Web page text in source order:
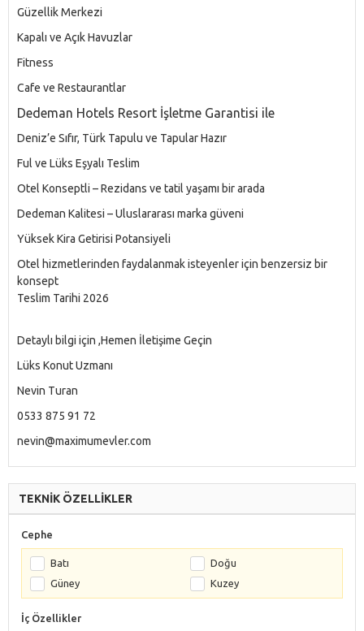
Güzellik Merkezi
Kapalı ve Açık Havuzlar
Fitness
Cafe ve Restaurantlar
Dedeman Hotels Resort İşletme Garantisi ile
Deniz’e Sıfır, Türk Tapulu ve Tapular Hazır
Ful ve Lüks Eşyalı Teslim
Otel Konseptli – Rezidans ve tatil yaşamı bir arada
Dedeman Kalitesi – Uluslararası marka güveni
Yüksek Kira Getirisi Potansiyeli
Otel hizmetlerinden faydalanmak isteyenler için benzersiz bir
konsept
Teslim Tarihi 2026
Detaylı bilgi için ,Hemen İletişime Geçin
Lüks Konut Uzmanı
Nevin Turan
0533 875 91 72
nevin@maximumevler.com
TEKNİK ÖZELLİKLER
Cephe
Batı
Doğu
Güney
Kuzey
İç Özellikler